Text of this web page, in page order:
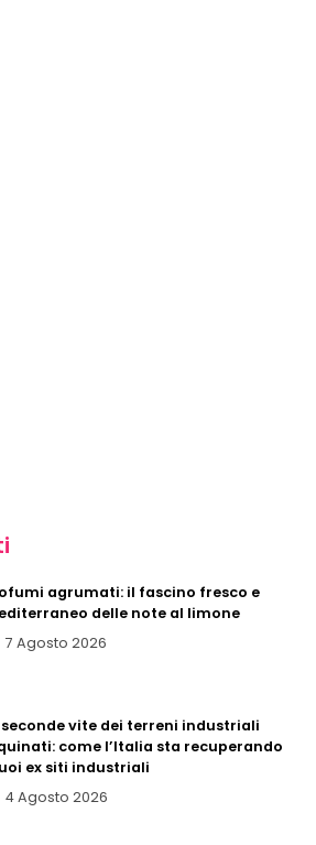
agrumati: il fascino fresco e
delle note al limone
7 Agosto 2026
seconde vite dei terreni industriali
come l’Italia sta recuperando
ex siti industriali
4 Agosto 2026